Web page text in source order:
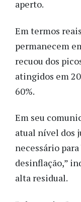
aperto.
Em termos
permanecem
recuou dos
atingidos em
60%.
Em seu
atual nível dos
necessário
desinflação,”
alta residual.